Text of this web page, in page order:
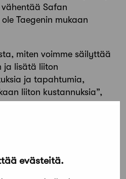
evästeitä.
Safan
Taegenin mukaan
miten voimme säilyttää
ja lisätä liiton
ja tapahtumia,
liiton kustannuksia”,
kulmakivinä.